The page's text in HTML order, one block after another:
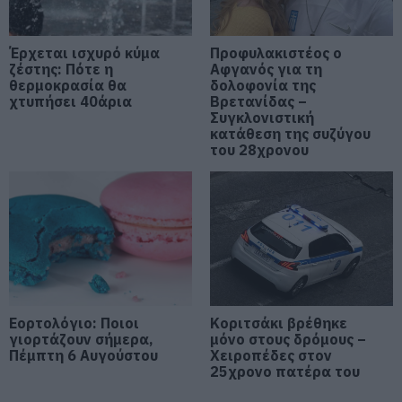
τη φωτιά στη Κεφαλονιά
06.08.2026 | 17:00
Καμία μόνιμη πρόσληψη
δασκάλων στην Εύβοια – Το θέμα
Έρχεται ισχυρό κύμα ζέστης:
Πότε η θερμοκρασία θα χτυπήσει
40άρια
06.08.2026 | 16:30
Εύβοια: Τέλος στις παράνομες
χωματερές – Έρχονται πρόστιμα
για όσους πετούν ογκώδη
απορρίμματα
06.08.2026 | 16:15
Έρχεται ισχυρό κύμα
ζέστης: Πότε η
θερμοκρασία θα
χτυπήσει 40άρια
Προφυλακιστέος ο
Αφγανός για τη
δολοφονία της
Βρετανίδας –
Συγκλονιστική
κατάθεση της συζύγου
του 28χρονου
Εορτολόγιο: Ποιοι
γιορτάζουν σήμερα,
Πέμπτη 6 Αυγούστου
Κοριτσάκι βρέθηκε
μόνο στους δρόμους –
Χειροπέδες στον
25χρονο πατέρα του